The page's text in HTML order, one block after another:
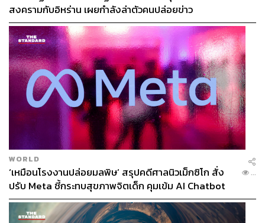
ยาว 25 เมตร ภายใต้เฉดสี Jade Green อัญมณีสีเขียวที่ให้
ความรู้สึกผ่อนคลาย มีชีวิตชีวา
รวมไปถึงแบบบ้าน LAPIS ความหรูหราเหนือระดับจาก
อัญมณีสีน้ำเงินเข้ม Sapphire blue สะท้อนความมั่นคง สุขุม
ลุ่มลึก และการใช้ชีวิตอย่างมีเอกลักษณ์ และแบบบ้าน
MAROON การออกแบบเหนือกาลเวลาจากอัญมณีสีแดง Red
Ruby ที่เต็มไปด้วยพลังและแรงบันดาลใจ
ทุกดีเทลถูกออกแบบให้มีความ Uniqueness ผ่าน UNIQUE
FACADE จึงสะท้อน Attitude ที่ไม่ซ้ำใคร เป็นตัวเองยิ่งกว่าที่
เคย
สงครามกับอิหร่าน เผยกำลังล่าตัวคนปล่อยข่าว
WORLD
‘เหมือนโรงงานปล่อยมลพิษ’ สรุปคดีศาลนิวเม็กซิโก สั่ง
ปรับ Meta ชี้กระทบสุขภาพจิตเด็ก คุมเข้ม AI Chatbot
...